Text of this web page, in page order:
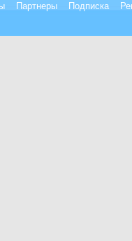
Партнеры Подписка